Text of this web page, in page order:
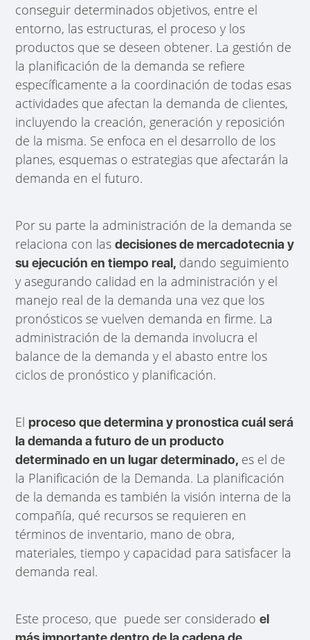
conseguir determinados objetivos, entre el
entorno, las estructuras, el proceso y los
productos que se deseen obtener. La gestión de
la planificación de la demanda se refiere
específicamente a la coordinación de todas esas
actividades que afectan la demanda de clientes,
incluyendo la creación, generación y reposición
de la misma. Se enfoca en el desarrollo de los
planes, esquemas o estrategias que afectarán la
demanda en el futuro.
Por su parte la administración de la demanda se
relaciona con lasdecisiones de mercadotecnia y
su ejecución en tiempo real, dando seguimiento
y asegurando calidad en la administración y el
manejo real de la demanda una vez que los
pronósticos se vuelven demanda en firme. La
administración de la demanda involucra el
balance de la demanda y el abasto entre los
ciclos de pronóstico y planificación.
Elproceso que determina y pronostica cuál será
la demanda a futuro de un producto
determinado en un lugar determinado, es el de
la Planificación de la Demanda. La planificación
de la demanda es también la visión interna de la
compañía, qué recursos se requieren en
términos de inventario, mano de obra,
materiales, tiempo y capacidad para satisfacer la
demanda real.
Este proceso, que puede ser consideradoel